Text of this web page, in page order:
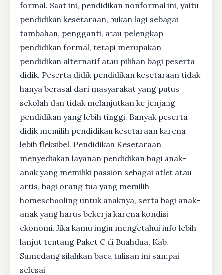
formal. Saat ini, pendidikan nonformal ini, yaitu
pendidikan kesetaraan, bukan lagi sebagai
tambahan, pengganti, atau pelengkap
pendidikan formal, tetapi merupakan
pendidikan alternatif atau pilihan bagi peserta
didik. Peserta didik pendidikan kesetaraan tidak
hanya berasal dari masyarakat yang putus
sekolah dan tidak melanjutkan ke jenjang
pendidikan yang lebih tinggi. Banyak peserta
didik memilih pendidikan kesetaraan karena
lebih fleksibel. Pendidikan Kesetaraan
menyediakan layanan pendidikan bagi anak-
anak yang memiliki passion sebagai atlet atau
artis, bagi orang tua yang memilih
homeschooling untuk anaknya, serta bagi anak-
anak yang harus bekerja karena kondisi
ekonomi. Jika kamu ingin mengetahui info lebih
lanjut tentang Paket C di Buahdua, Kab.
Sumedang silahkan baca tulisan ini sampai
selesai